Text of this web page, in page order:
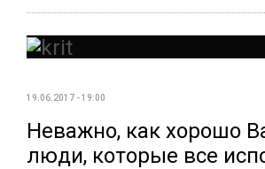
19.06.2017 - 19:00
Неважно, как хорошо
люди, которые все